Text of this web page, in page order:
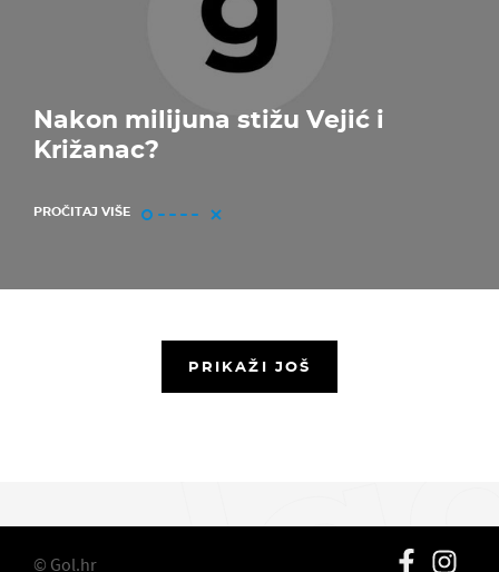
Nakon milijuna stižu Vejić i
Križanac?
PROČITAJ VIŠE
PRIKAŽI JOŠ
© Gol.hr